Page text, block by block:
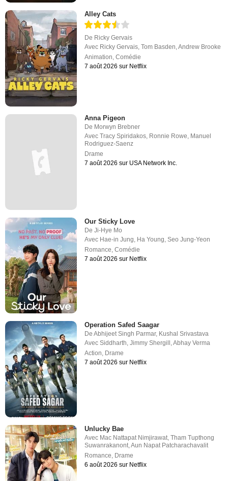
Alley Cats
De Ricky Gervais
Avec Ricky Gervais,Tom Basden,Andrew Brooke
Animation,Comédie
7 août 2026 sur Netflix
Anna Pigeon
De Morwyn Brebner
AvecTracy Spiridakos Ronnie Rowe Manuel
Rodriguez-Saenz
Drame
7 août 2026 sur USA Network Inc.
Our Sticky Love
DeJi-Hye Mo
Avec Hae-in Jung, Ha Young,Seo Jung-Yeon
Romance,Comédie
7 août 2026 sur Netflix
Operation Safed Saagar
DeAbhijeet Singh Parmar, Kushal Srivastava
AvecSiddharth,Jimmy Shergill ,Abhay Verma
Action, Drame
7 août 2026 sur Netflix
Unlucky Bae
Avec Mac Nattapat Nimjirawat ,Tham Tupthong
Suwanrakanont ,Aun Napat Patcharachavalit
Romance Drame
6 août 2026 sur Netflix